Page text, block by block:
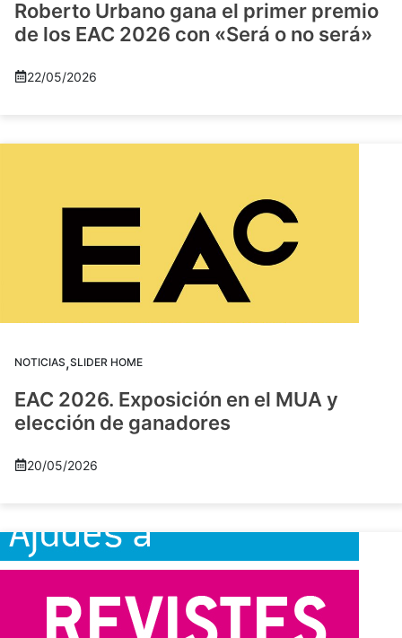
Roberto Urbano gana el primer premio
de los EAC 2026 con «Será o no será»
22/05/2026
NOTICIAS,SLIDER HOME
EAC 2026. Exposición en el MUA y
elección de ganadores
20/05/2026